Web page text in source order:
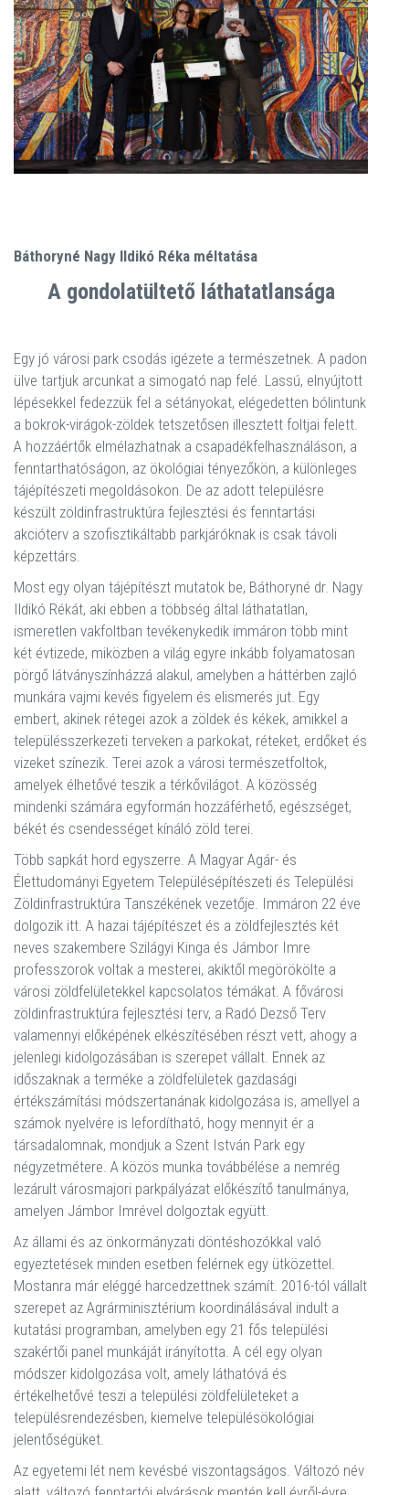
Báthoryné Nagy Ildikó Réka méltatása
A gondolatültető láthatatlansága
Egy jó városi park csodás igézete a természetnek. A padon
ülve tartjuk arcunkat a simogató nap felé. Lassú, elnyújtott
lépésekkel fedezzük fel a sétányokat, elégedetten bólintunk
a bokrok-virágok-zöldek tetszetősen illesztett foltjai felett.
A hozzáértők elmélazhatnak a csapadékfelhasználáson, a
fenntarthatóságon, az ökológiai tényezőkön, a különleges
tájépítészeti megoldásokon. De az adott településre
készült zöldinfrastruktúra fejlesztési és fenntartási
akcióterv a szofisztikáltabb parkjáróknak is csak távoli
képzettárs.
Most egy olyan tájépítészt mutatok be, Báthoryné dr. Nagy
Ildikó Rékát, aki ebben a többség által láthatatlan,
ismeretlen vakfoltban tevékenykedik immáron több mint
két évtizede, miközben a világ egyre inkább folyamatosan
pörgő látványszínházzá alakul, amelyben a háttérben zajló
munkára vajmi kevés figyelem és elismerés jut. Egy
embert, akinek rétegei azok a zöldek és kékek, amikkel a
településszerkezeti terveken a parkokat, réteket, erdőket és
vizeket színezik. Terei azok a városi természetfoltok,
amelyek élhetővé teszik a térkővilágot. A közösség
mindenki számára egyformán hozzáférhető, egészséget,
békét és csendességet kínáló zöld terei.
Több sapkát hord egyszerre. A Magyar Agár- és
Élettudományi Egyetem Településépítészeti és Települési
Zöldinfrastruktúra Tanszékének vezetője. Immáron 22 éve
dolgozik itt. A hazai tájépítészet és a zöldfejlesztés két
neves szakembere Szilágyi Kinga és Jámbor Imre
professzorok voltak a mesterei, akiktől megörökölte a
városi zöldfelületekkel kapcsolatos témákat. A fővárosi
zöldinfrastruktúra fejlesztési terv, a Radó Dezső Terv
valamennyi előképének elkészítésében részt vett, ahogy a
jelenlegi kidolgozásában is szerepet vállalt. Ennek az
időszaknak a terméke a zöldfelületek gazdasági
értékszámítási módszertanának kidolgozása is, amellyel a
számok nyelvére is lefordítható, hogy mennyit ér a
társadalomnak, mondjuk a Szent István Park egy
négyzetmétere. A közös munka továbbélése a nemrég
lezárult városmajori parkpályázat előkészítő tanulmánya,
amelyen Jámbor Imrével dolgoztak együtt.
Az állami és az önkormányzati döntéshozókkal való
egyeztetések minden esetben felérnek egy ütközettel.
Mostanra már eléggé harcedzettnek számít. 2016-tól vállalt
szerepet az Agrárminisztérium koordinálásával indult a
kutatási programban, amelyben egy 21 fős települési
szakértői panel munkáját irányította. A cél egy olyan
módszer kidolgozása volt, amely láthatóvá és
értékelhetővé teszi a települési zöldfelületeket a
településrendezésben, kiemelve településökológiai
jelentőségüket.
Az egyetemi lét nem kevésbé viszontagságos. Változó név